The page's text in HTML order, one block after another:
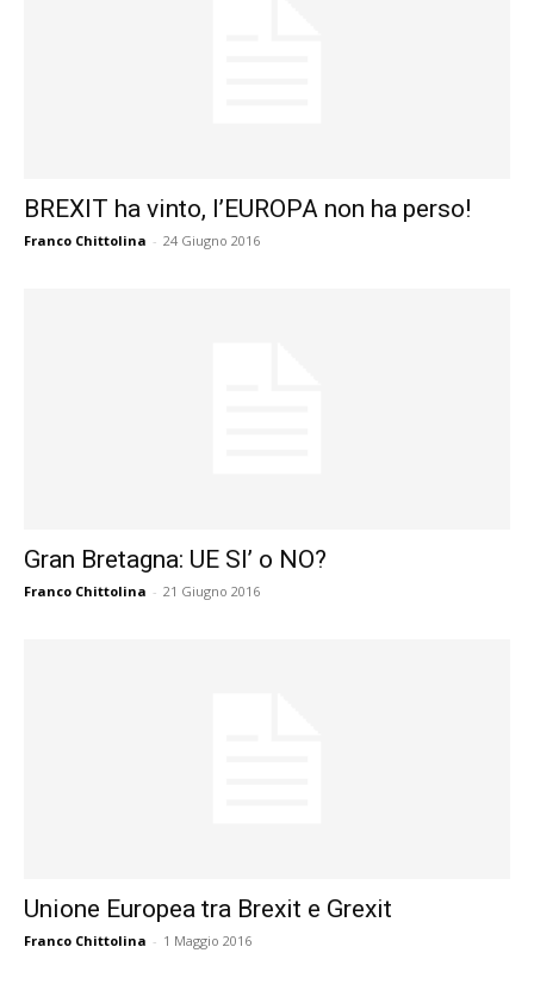
BREXIT ha vinto, l’EUROPA non ha perso!
Franco Chittolina - 24 Giugno 2016
Gran Bretagna: UE SI’ o NO?
Franco Chittolina - 21 Giugno 2016
Unione Europea tra Brexit e Grexit
Franco Chittolina - 1 Maggio 2016